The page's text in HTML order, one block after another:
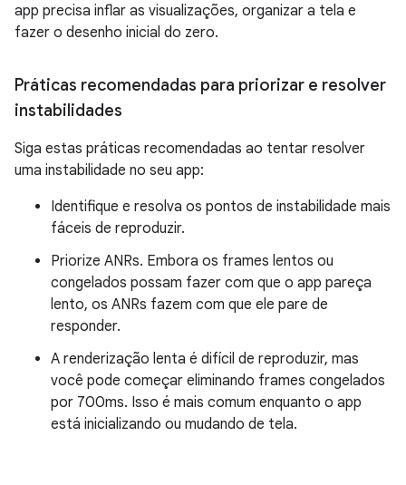
app precisa inflar as visualizações, organizar a tela e
fazer o desenho inicial do zero.
Práticas recomendadas para priorizar e resolver
instabilidades
Siga estas práticas recomendadas ao tentar resolver
uma instabilidade no seu app:
Identifique e resolva os pontos de instabilidade mais
fáceis de reproduzir.
Priorize ANRs. Embora os frames lentos ou
congelados possam fazer com que o app pareça
lento, os ANRs fazem com que ele pare de
responder.
A renderização lenta é difícil de reproduzir, mas
você pode começar eliminando frames congelados
por 700ms. Isso é mais comum enquanto o app
está inicializando ou mudando de tela.